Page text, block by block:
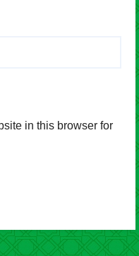
in this browser for